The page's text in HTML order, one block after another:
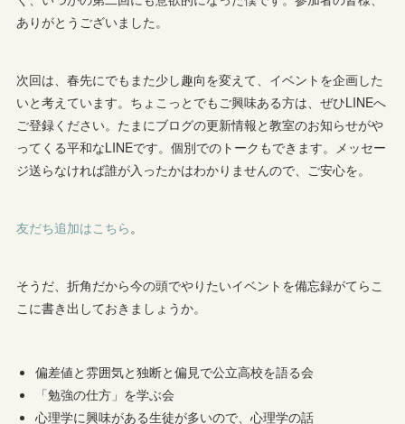
ありがとうございました。
次回は、春先にでもまた少し趣向を変えて、イベントを企画した
いと考えています。ちょこっとでもご興味ある方は、ぜひLINEへ
ご登録ください。たまにブログの更新情報と教室のお知らせがや
ってくる平和なLINEです。個別でのトークもできます。メッセー
ジ送らなければ誰が入ったかはわかりませんので、ご安心を。
友だち追加はこちら 。
そうだ、折角だから今の頭でやりたいイベントを備忘録がてらこ
こに書き出しておきましょうか。
偏差値と雰囲気と独断と偏見で公立高校を語る会
「勉強の仕方」を学ぶ会
心理学に興味がある生徒が多いので、心理学の話